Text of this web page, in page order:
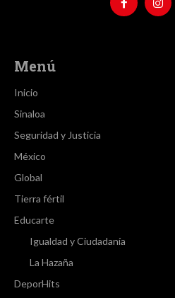
Menú
Inicio
Sinaloa
Seguridad y Justicia
México
Global
Tierra fértil
Educarte
Igualdad y Ciudadanía
La Hazaña
DeporHits